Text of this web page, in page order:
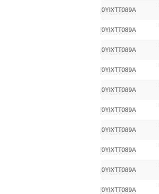
0YIXTT089A
0YIXTT089A
0YIXTT089A
0YIXTT089A
0YIXTT089A
0YIXTT089A
0YIXTT089A
0YIXTT089A
0YIXTT089A
0YIXTT089A